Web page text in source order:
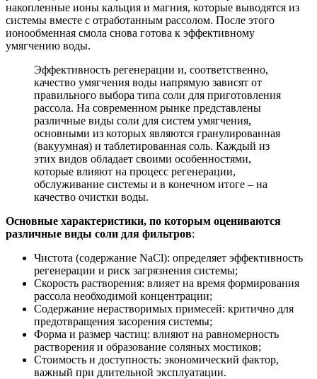
накопленные ионы кальция и магния, которые выводятся из
системы вместе с отработанным рассолом. После этого
ионообменная смола снова готова к эффективному
умягчению воды.
Эффективность регенерации и, соответственно,
качество умягчения воды напрямую зависят от
правильного выбора типа соли для приготовления
рассола. На современном рынке представлены
различные виды соли для систем умягчения,
основными из которых являются гранулированная
(вакуумная) и таблетированная соль. Каждый из
этих видов обладает своими особенностями,
которые влияют на процесс регенерации,
обслуживание системы и в конечном итоге – на
качество очистки воды.
Основные характеристики, по которым оцениваются
различные виды соли для фильтров:
Чистота (содержание NaCl): определяет эффективность
регенерации и риск загрязнения системы;
Скорость растворения: влияет на время формирования
рассола необходимой концентрации;
Содержание нерастворимых примесей: критично для
предотвращения засорения системы;
Форма и размер частиц: влияют на равномерность
растворения и образование соляных мостиков;
Стоимость и доступность: экономический фактор,
важный при длительной эксплуатации.